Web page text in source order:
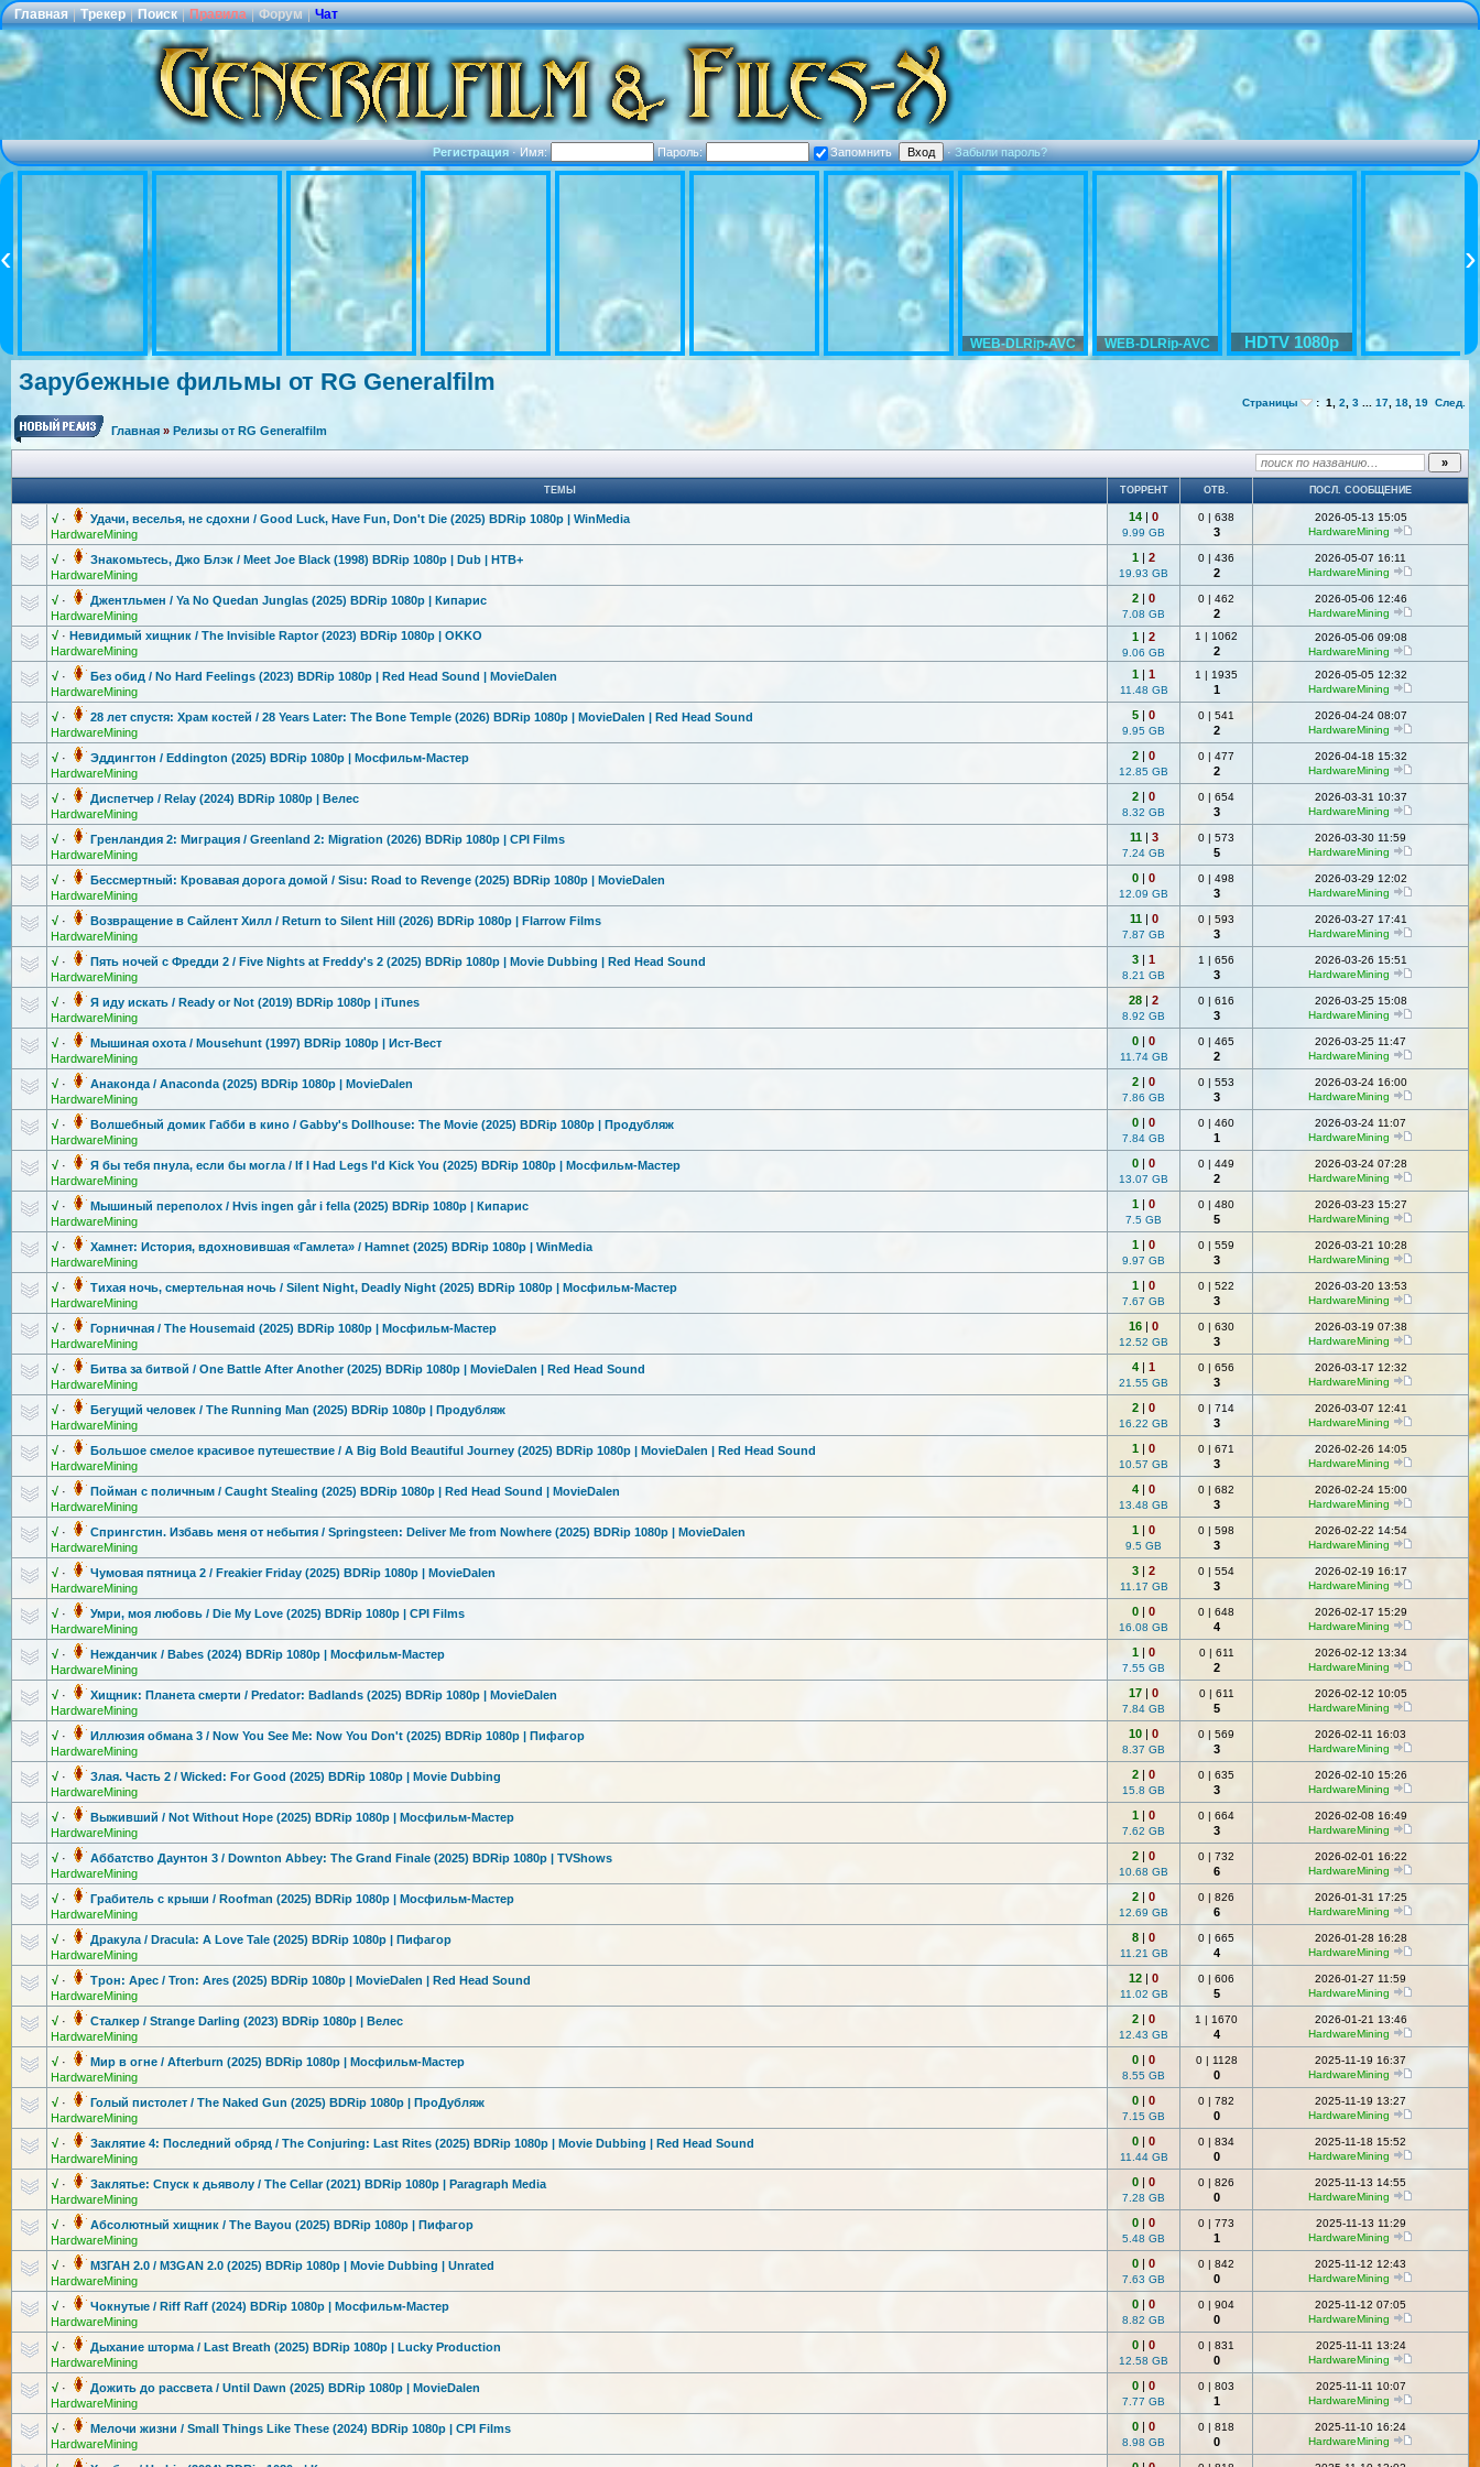
Главная | Трекер | Поиск | Правила | Форум | Чат
Регистрация·Имя: Пароль: Запомнить ·Забыли пароль?
WEB-DLRip-AVC WEB-DLRip-AVC HDTV 1080p
Зарубежные фильмы от RG Generalfilm
Страницы : 1 2 3 17 18 19 След.
Главная » Релизы от RG Generalfilm
ТЕМЫ ТОРРЕНТ ОТВ. ПОСЛ. СООБЩЕНИЕ
√ ·
Удачи, веселья, не сдохни / Good Luck, Have Fun, Don't Die (2025) BDRip 1080p | WinMedia
HardwareMining
14 | 0
9.99 GB
0 | 638
3
2026-05-13 15:05
HardwareMining
√ · Знакомьтесь, Джо Блэк / Meet Joe Black (1998) BDRip 1080p | Dub | НТВ+
HardwareMining
1 | 2
19.93 GB
0 | 436
2
2026-05-07 16:11
HardwareMining
√ ·
Джентльмен / Ya No Quedan Junglas (2025) BDRip 1080p | Кипарис
HardwareMining
2 | 0
7.08 GB
0 | 462
2
2026-05-06 12:46
HardwareMining
√ · Невидимый хищник / The Invisible Raptor (2023) BDRip 1080p | OKKO
HardwareMining
1 | 2
9.06 GB
1 | 1062
2
2026-05-06 09:08
HardwareMining
√ ·
Без обид / No Hard Feelings (2023) BDRip 1080p | Red Head Sound | MovieDalen
HardwareMining
1 | 1
11.48 GB
1 | 1935
1
2026-05-05 12:32
HardwareMining
√ ·
28 лет спустя: Храм костей / 28 Years Later: The Bone Temple (2026) BDRip 1080p | MovieDalen | Red Head Sound
HardwareMining
5 | 0
9.95 GB
0 | 541
2
2026-04-24 08:07
HardwareMining
√ · Эддингтон / Eddington (2025) BDRip 1080p | Мосфильм-Мастер
HardwareMining
2 | 0
12.85 GB
0 | 477
2
2026-04-18 15:32
HardwareMining
√ ·
Диспетчер / Relay (2024) BDRip 1080p | Велес
HardwareMining
2 | 0
8.32 GB
0 | 654
3
2026-03-31 10:37
HardwareMining
√ ·
Гренландия 2: Миграция / Greenland 2: Migration (2026) BDRip 1080p | CPI Films
HardwareMining
11| 3
7.24 GB
0 | 573
5
2026-03-30 11:59
HardwareMining
√ · Бессмертный: Кровавая дорога домой / Sisu: Road to Revenge (2025) BDRip 1080p | MovieDalen
HardwareMining
0 | 0
12.09 GB
0 | 498
3
2026-03-29 12:02
HardwareMining
√ ·
Возвращение в Сайлент Хилл / Return to Silent Hill (2026) BDRip 1080p | Flarrow Films
HardwareMining
11| 0
7.87 GB
0 | 593
3
2026-03-27 17:41
HardwareMining
√ ·
Пять ночей с Фредди 2 / Five Nights at Freddy's 2 (2025) BDRip 1080p | Movie Dubbing | Red Head Sound
HardwareMining
3 | 1
8.21 GB
1 | 656
3
2026-03-26 15:51
HardwareMining
√ ·
Я иду искать / Ready or Not (2019) BDRip 1080p | iTunes
HardwareMining
28 | 2
8.92 GB
0 | 616
3
2026-03-25 15:08
HardwareMining
√ ·
Мышиная охота / Mousehunt (1997) BDRip 1080p | Ист-Вест
HardwareMining
0 | 0
11.74 GB
0 | 465
2
2026-03-25 11:47
HardwareMining
√ ·
Анаконда / Anaconda (2025) BDRip 1080p | MovieDalen
HardwareMining
2 | 0
7.86 GB
0 | 553
3
2026-03-24 16:00
HardwareMining
√ ·
Волшебный домик Габби в кино / Gabby's Dollhouse: The Movie (2025) BDRip 1080p | Продубляж
HardwareMining
0 | 0
7.84 GB
0 | 460
1
2026-03-24 11:07
HardwareMining
√ · Я бы тебя пнула, если бы могла / If I Had Legs I'd Kick You (2025) BDRip 1080p | Мосфильм-Мастер
HardwareMining
0 | 0
13.07 GB
0 | 449
2
2026-03-24 07:28
HardwareMining
√ ·
Мышиный переполох / Hvis ingen går i fella (2025) BDRip 1080p | Кипарис
HardwareMining
1 | 0
7.5 GB
0 | 480
5
2026-03-23 15:27
HardwareMining
√ · Хамнет: История, вдохновившая «Гамлета» / Hamnet (2025) BDRip 1080p | WinMedia
HardwareMining
1 | 0
9.97 GB
0 | 559
3
2026-03-21 10:28
HardwareMining
√ · Тихая ночь, смертельная ночь / Silent Night, Deadly Night (2025) BDRip 1080p | Мосфильм-Мастер
HardwareMining
1 | 0
7.67 GB
0 | 522
3
2026-03-20 13:53
HardwareMining
√ · Горничная / The Housemaid (2025) BDRip 1080p | Мосфильм-Мастер
HardwareMining
16 | 0
12.52 GB
0 | 630
3
2026-03-19 07:38
HardwareMining
√ ·
Битва за битвой / One Battle After Another (2025) BDRip 1080p | MovieDalen | Red Head Sound
HardwareMining
4 | 1
21.55 GB
0 | 656
3
2026-03-17 12:32
HardwareMining
√ ·
Бегущий человек / The Running Man (2025) BDRip 1080p | Продубляж
HardwareMining
2 | 0
16.22 GB
0 | 714
3
2026-03-07 12:41
HardwareMining
√ ·
Большое смелое красивое путешествие / A Big Bold Beautiful Journey (2025) BDRip 1080p | MovieDalen | Red Head Sound
HardwareMining
1 | 0
10.57 GB
0 | 671
3
2026-02-26 14:05
HardwareMining
√ ·
Пойман с поличным / Caught Stealing (2025) BDRip 1080p | Red Head Sound | MovieDalen
HardwareMining
4 | 0
13.48 GB
0 | 682
3
2026-02-24 15:00
HardwareMining
√ · Спрингстин. Избавь меня от небытия / Springsteen: Deliver Me from Nowhere (2025) BDRip 1080p | MovieDalen
HardwareMining
1 | 0
9.5 GB
0 | 598
3
2026-02-22 14:54
HardwareMining
√ ·
Чумовая пятница 2 / Freakier Friday (2025) BDRip 1080p | MovieDalen
HardwareMining
3 | 2
11.17 GB
0 | 554
3
2026-02-19 16:17
HardwareMining
√ ·
Умри, моя любовь / Die My Love (2025) BDRip 1080p | CPI Films
HardwareMining
0 | 0
16.08 GB
0 | 648
4
2026-02-17 15:29
HardwareMining
√ · Нежданчик / Babes (2024) BDRip 1080p | Мосфильм-Мастер
HardwareMining
1 | 0
7.55 GB
0 | 611
2
2026-02-12 13:34
HardwareMining
√ ·
Хищник: Планета смерти / Predator: Badlands (2025) BDRip 1080p | MovieDalen
HardwareMining
17 | 0
7.84 GB
0 | 611
5
2026-02-12 10:05
HardwareMining
√ ·
Иллюзия обмана 3 / Now You See Me: Now You Don't (2025) BDRip 1080p | Пифагор
HardwareMining
10 | 0
8.37 GB
0 | 569
3
2026-02-11 16:03
HardwareMining
√ ·
Злая. Часть 2 / Wicked: For Good (2025) BDRip 1080p | Movie Dubbing
HardwareMining
2 | 0
15.8 GB
0 | 635
3
2026-02-10 15:26
HardwareMining
√ · Выживший / Not Without Hope (2025) BDRip 1080p | Мосфильм-Мастер
HardwareMining
1 | 0
7.62 GB
0 | 664
3
2026-02-08 16:49
HardwareMining
√ ·
Аббатство Даунтон 3 / Downton Abbey: The Grand Finale (2025) BDRip 1080p | TVShows
HardwareMining
2 | 0
10.68 GB
0 | 732
6
2026-02-01 16:22
HardwareMining
√ · Грабитель с крыши / Roofman (2025) BDRip 1080p | Мосфильм-Мастер
HardwareMining
2 | 0
12.69 GB
0 | 826
6
2026-01-31 17:25
HardwareMining
√ ·
Дракула / Dracula: A Love Tale (2025) BDRip 1080p | Пифагор
HardwareMining
8 | 0
11.21 GB
0 | 665
4
2026-01-28 16:28
HardwareMining
√ ·
Трон: Арес / Tron: Ares (2025) BDRip 1080p | MovieDalen | Red Head Sound
HardwareMining
12 | 0
11.02 GB
0 | 606
5
2026-01-27 11:59
HardwareMining
√ ·
Сталкер / Strange Darling (2023) BDRip 1080p | Велес
HardwareMining
2 | 0
12.43 GB
1 | 1670
4
2026-01-21 13:46
HardwareMining
√ · Мир в огне / Afterburn (2025) BDRip 1080p | Мосфильм-Мастер
HardwareMining
0 | 0
8.55 GB
0 | 1128
0
2025-11-19 16:37
HardwareMining
√ ·
Голый пистолет / The Naked Gun (2025) BDRip 1080p | ПроДубляж
HardwareMining
0 | 0
7.15 GB
0 | 782
0
2025-11-19 13:27
HardwareMining
√ ·
Заклятие 4: Последний обряд / The Conjuring: Last Rites (2025) BDRip 1080p | Movie Dubbing | Red Head Sound
HardwareMining
0 | 0
11.44 GB
0 | 834
0
2025-11-18 15:52
HardwareMining
√ ·
Заклятье: Спуск к дьяволу / The Cellar (2021) BDRip 1080p | Paragraph Media
HardwareMining
0 | 0
7.28 GB
0 | 826
0
2025-11-13 14:55
HardwareMining
√ ·
Абсолютный хищник / The Bayou (2025) BDRip 1080p | Пифагор
HardwareMining
0 | 0
5.48 GB
0 | 773
1
2025-11-13 11:29
HardwareMining
√ ·
М3ГАН 2.0 / M3GAN 2.0 (2025) BDRip 1080p | Movie Dubbing | Unrated
HardwareMining
0 | 0
7.63 GB
0 | 842
0
2025-11-12 12:43
HardwareMining
√ · Чокнутые / Riff Raff (2024) BDRip 1080p | Мосфильм-Мастер
HardwareMining
0 | 0
8.82 GB
0 | 904
0
2025-11-12 07:05
HardwareMining
√ ·
Дыхание шторма / Last Breath (2025) BDRip 1080p | Lucky Production
HardwareMining
0 | 0
12.58 GB
0 | 831
0
2025-11-11 13:24
HardwareMining
√ ·
Дожить до рассвета / Until Dawn (2025) BDRip 1080p | MovieDalen
HardwareMining
0 | 0
7.77 GB
0 | 803
1
2025-11-11 10:07
HardwareMining
√ ·
Мелочи жизни / Small Things Like These (2024) BDRip 1080p | CPI Films
HardwareMining
0 | 0
8.98 GB
0 | 818
0
2025-11-10 16:24
HardwareMining